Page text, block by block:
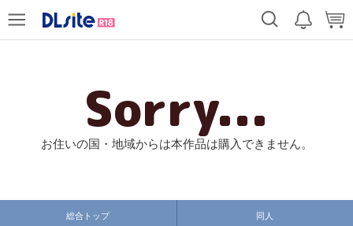
Sorry...
お住いの国・地域からは本作品は購入できません。
総合トップ 同人